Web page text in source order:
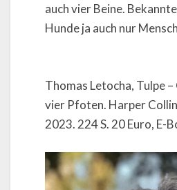
auch vier Beine.
Hunde ja auch nur
Thomas Letocha, Tulpe
vier Pfoten. Harper
2023. 224 S. 20 Euro, E-